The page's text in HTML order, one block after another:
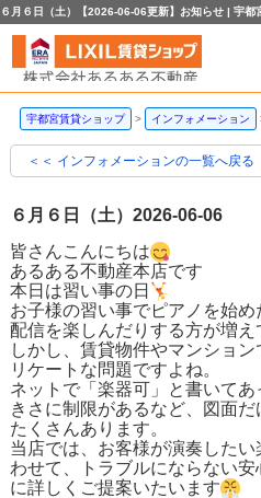
６月６日（土）【2026-06-06更新】お知らせ | 宇都
宇都宮賃貸ショップ インフォメーション
＜＜ インフォメーションの一覧へ戻る
６月６日（土） 2026-06-06
皆さんこんにちは
あるある不動産本店です
本日は習い事の日
お子様の習い事でピアノを始
配信を楽しんだりする方が増え
しかし、賃貸物件やマンショ
リケートな問題ですよね。
ネットで「楽器可」と書いて
きさに制限があるなど、図面
たくさんあります。
当店では、お客様が演奏した
わせて、トラブルにならない
に詳しくご提案いたいます